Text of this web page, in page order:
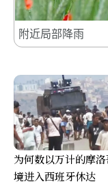
附近局部降雨
为何数以万计的摩
境进入西班牙休达